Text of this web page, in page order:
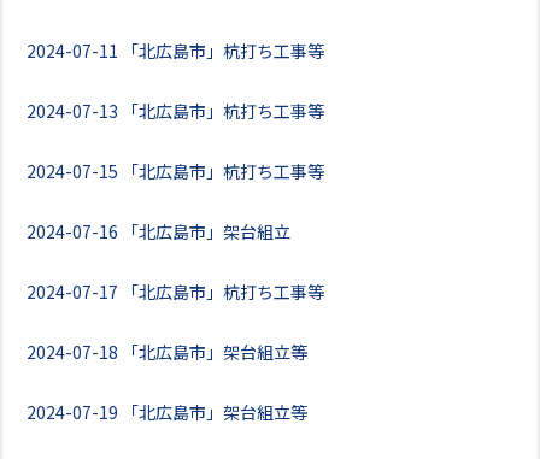
2024-07-11 「北広島市」杭打ち工事等
2024-07-13 「北広島市」杭打ち工事等
2024-07-15 「北広島市」杭打ち工事等
2024-07-16 「北広島市」架台組立
2024-07-17 「北広島市」杭打ち工事等
2024-07-18 「北広島市」架台組立等
2024-07-19 「北広島市」架台組立等